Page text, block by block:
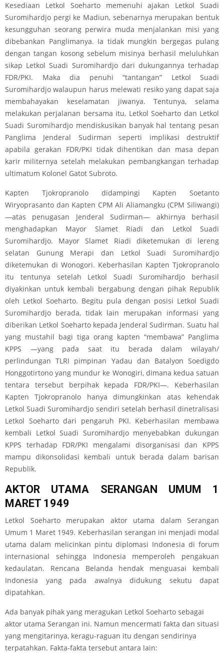
Kesediaan Letkol Soeharto memenuhi ajakan Letkol Suadi
Suromihardjo pergi ke Madiun, sebenarnya merupakan bentuk
kesungguhan seorang perwira muda menjalankan misi yang
dibebankan Panglimanya. Ia tidak mungkin bergegas pulang
dengan tangan kosong sebelum misinya berhasil meluluhkan
sikap Letkol Suadi Suromihardjo dari dukungannya terhadap
FDR/PKI. Maka dia penuhi “tantangan” Letkol Suadi
Suromihardjo walaupun harus melewati resiko yang dapat saja
membahayakan keselamatan jiwanya. Tentunya, selama
melakukan perjalanan bersama itu, Letkol Soeharto dan Letkol
Suadi Suromihardjo mendiskusikan banyak hal tentang pesan
Panglima Jenderal Sudirman seperti implikasi destruktif
apabila gerakan FDR/PKI tidak dihentikan dan masa depan
karir militernya setelah melakukan pembangkangan terhadap
ultimatum Kolonel Gatot Subroto.
Kapten Tjokropranolo didampingi Kapten Soetanto
Wiryoprasanto dan Kapten CPM Ali Aliamangku (CPM Siliwangi)
—atas penugasan Jenderal Sudirman— akhirnya berhasil
menghadapkan Mayor Slamet Riadi dan Letkol Suadi
Suromihardjo. Mayor Slamet Riadi diketemukan di lereng
selatan Gunung Merapi dan Letkol Suadi Suromihardjo
diketemukan di Wonogori. Keberhasilan Kapten Tjokropranolo
itu tentunya setelah Letkol Suadi Suromihardjo berhasil
diyakinkan untuk kembali bergabung dengan pihak Republik
oleh Letkol Soeharto. Begitu pula dengan posisi Letkol Suadi
Suromihardjo berada, tidak lain merupakan informasi yang
diberikan Letkol Soeharto kepada Jenderal Sudirman. Suatu hal
yang mustahil bagi tiga orang kapten “membawa” Panglima
KPPS —yang pada saat itu berada dalam wilayah/
perlindungan TLRI pimpinan Yadau dan Batalyon Soedigdo
Honggotirtono yang mundur ke Wonogiri, dimana kedua satuan
tentara tersebut berpihak kepada FDR/PKI—. Keberhasilan
Kapten Tjokropranolo hanya dimungkinkan atas kehendak
Letkol Suadi Suromihardjo sendiri setelah berhasil dinetralisasi
Letkol Soeharto dari pengaruh PKI. Keberhasilan membawa
kembali Letkol Suadi Suromihardjo menyebabkan dukungan
KPPS terhadap FDR/PKI mengalami disorganisasi dan KPPS
mampu dikonsolidasi kembali untuk berada dalam barisan
Republik.
AKTOR UTAMA SERANGAN UMUM 1
MARET 1949
Letkol Soeharto merupakan aktor utama dalam Serangan
Umum 1 Maret 1949. Keberhasilan serangan ini menjadi modal
utama dalam melicinkan pintu diplomasi Indonesia di forum
internasional sehingga Indonesia memperoleh pengakuan
kedaulatan. Rencana Belanda hendak menguasai kembali
Indonesia yang pada awalnya didukung sekutu dapat
dipatahkan.
Ada banyak pihak yang meragukan Letkol Soeharto sebagai
aktor utama Serangan ini. Namun mencermati fakta dan situasi
yang mengitarinya, keragu-raguan itu dengan sendirinya
terpatahkan. Fakta-fakta tersebut antara lain: